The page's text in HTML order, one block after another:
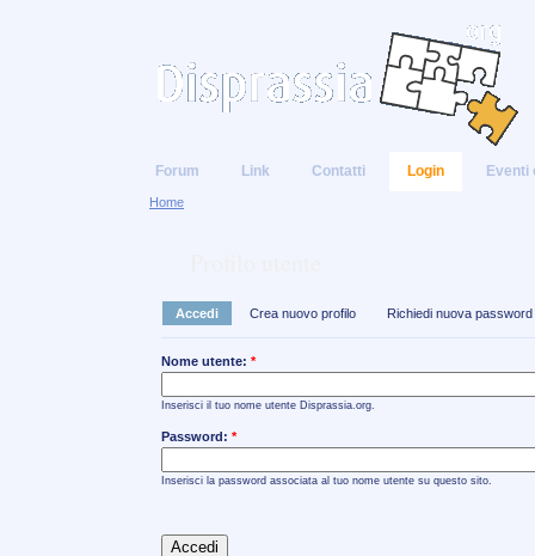
Forum Link Contatti Login Eventi
Home
Accedi Crea nuovo profilo Richiedi nuova password
Nome utente: *
Inserisci il tuo nome utente Disprassia.org.
Password: *
Inserisci la password associata al tuo nome utente su questo sito.